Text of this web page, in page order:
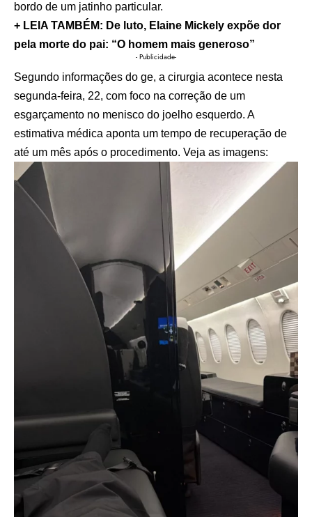
bordo de um jatinho particular.
+ LEIA TAMBÉM: De luto, Elaine Mickely expõe dor
pela morte do pai: “O homem mais generoso”
- Publicidade-
Segundo informações do ge, a cirurgia acontece nesta
segunda-feira, 22, com foco na correção de um
esgarçamento no menisco do joelho esquerdo. A
estimativa médica aponta um tempo de recuperação de
até um mês após o procedimento. Veja as imagens: